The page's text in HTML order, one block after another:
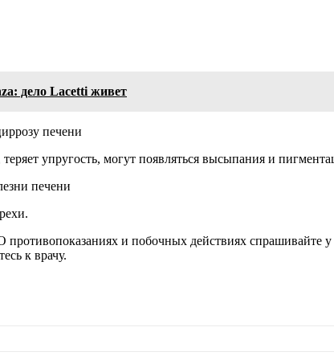
дело Lacetti живет
печени
упругость, могут появляться высыпания и
печени
и побочных действиях спрашивайте у
к врачу.